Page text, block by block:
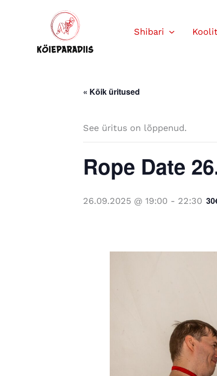
Shibari
« Kõik üritused
See üritus on lõppenud.
Rope Date
26.09.2025 @ 19:00 - 22:30